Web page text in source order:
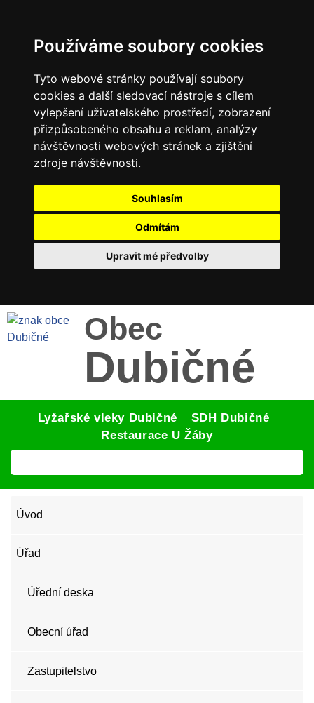
Používáme soubory cookies
Tyto webové stránky používají soubory
cookies a další sledovací nástroje s cílem
vylepšení uživatelského prostředí, zobrazení
přizpůsobeného obsahu a reklam, analýzy
návštěvnosti webových stránek a zjištění
zdroje návštěvnosti.
Souhlasím
Odmítám
Upravit mé předvolby
Obec
Dubičné
Lyžařské vleky Dubičné
SDH Dubičné
Restaurace U Žáby
Úvod
Úřad
Úřední deska
Obecní úřad
Zastupitelstvo